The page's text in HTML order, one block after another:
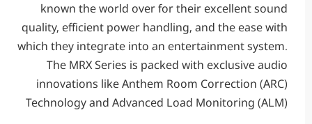
known the world over for their excellent
quality, efficient power handling, and the
which they integrate into an entertainment
The MRX Series is packed with exclusive
innovations like Anthem Room Correction
Technology and Advanced Load Monitoring